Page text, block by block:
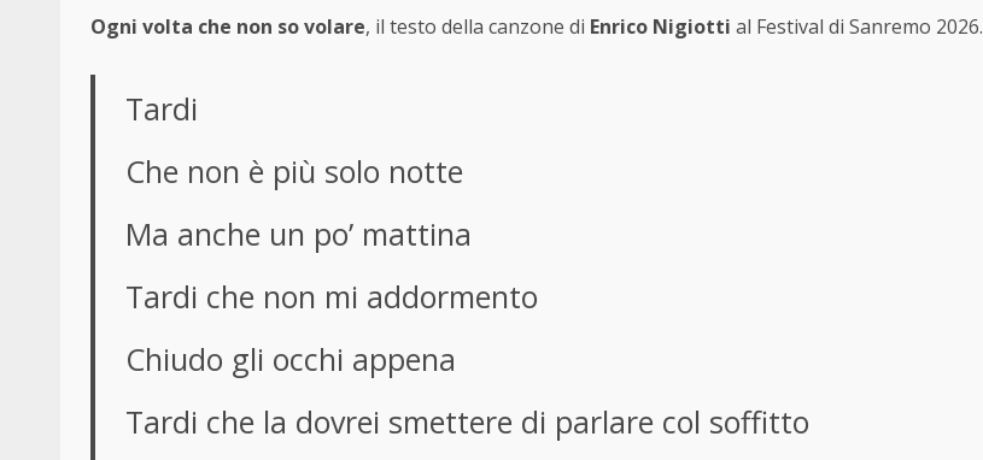
Ogni volta che non so volare, il testo della canzone di Enrico Nigiotti al Festival di Sanremo 2026.
Tardi
Che non è più solo notte
Ma anche un po’ mattina
Tardi che non mi addormento
Chiudo gli occhi appena
Tardi che la dovrei smettere di parlare col soffitto